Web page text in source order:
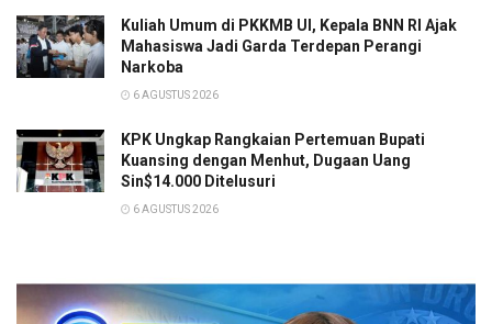
Kuliah Umum di PKKMB UI, Kepala BNN RI Ajak
Mahasiswa Jadi Garda Terdepan Perangi
Narkoba
6 AGUSTUS 2026
KPK Ungkap Rangkaian Pertemuan Bupati
Kuansing dengan Menhut, Dugaan Uang
Sin$14.000 Ditelusuri
6 AGUSTUS 2026